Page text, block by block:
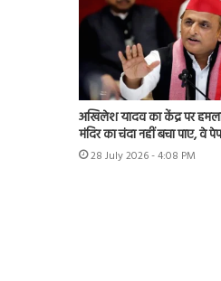
अखिलेश यादव का केंद्र पर
मंदिर का चंदा नहीं बचा पाए, वे
28 July 2026 - 4:08 PM